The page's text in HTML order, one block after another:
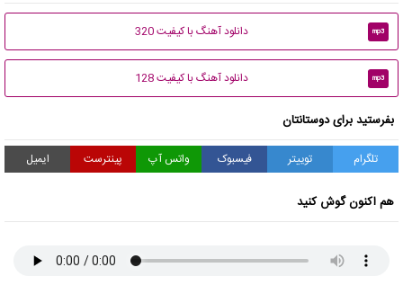
mp3 دانلود آهنگ با کیفیت 320
mp3 دانلود آهنگ با کیفیت 128
بفرستید برای دوستانتان
تلگرام توییتر فیسبوک واتس آپ پینترست ایمیل
هم اکنون گوش کنید